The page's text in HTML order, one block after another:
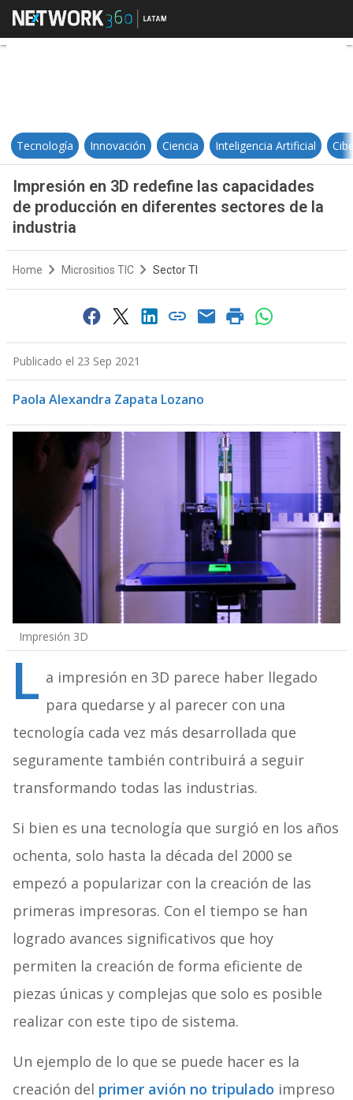
Impresión en 3D redefine las
Tecnología Innovación Ciencia Inteligencia Artificial
Impresión en 3D redefine las capacidades
de producción en diferentes sectores de la
industria
Home Micrositios TIC Sector TI
Publicado el 23 Sep 2021
Paola Alexandra Zapata Lozano
Impresión 3D
L a impresión en 3D parece haber llegado
para quedarse y al parecer con una
tecnología cada vez más desarrollada que
seguramente también contribuirá a seguir
transformando todas las industrias.
Si bien es una tecnología que surgió en los años
ochenta, solo hasta la década del 2000 se
empezó a popularizar con la creación de las
primeras impresoras. Con el tiempo se han
logrado avances significativos que hoy
permiten la creación de forma eficiente de
piezas únicas y complejas que solo es posible
realizar con este tipo de sistema.
Un ejemplo de lo que se puede hacer es la
creación del primer avión no tripulado impreso